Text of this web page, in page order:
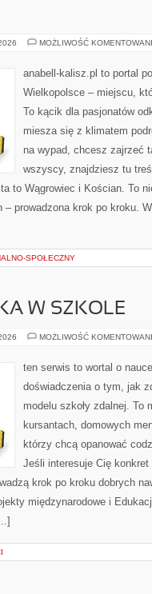
MOŻLIWOŚĆ
anabell-kalisz.pl to portal
Wielkopolsce – miejscu,
To kącik dla pasjonatów
miesza się z klimatem
na wypad, chcesz zajrzeć
wszyscy, znajdziesz tu
to Wągrowiec i Kościan. To
– prowadzona krok po kroku.
SPOŁECZNY
W SZKOLE
MOŻLIWOŚĆ
ten serwis to wortal o
doświadczenia o tym, jak
modelu szkoły zdalnej. To
kursantach, domowych
którzy chcą opanować
Jeśli interesuje Cię
krok po kroku dobrych
międzynarodowe i